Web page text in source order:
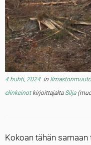
4 huhti, 2024in
elinkeinot kirjoittajalta Silja
Kokoan tähän